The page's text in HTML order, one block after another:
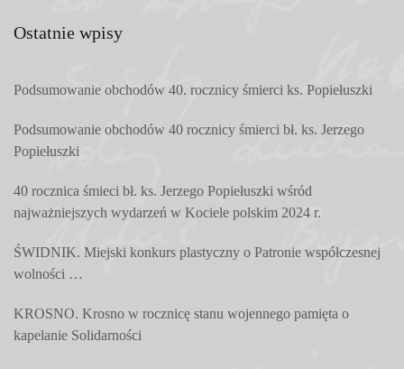
Ostatnie wpisy
Podsumowanie obchodów 40. rocznicy śmierci ks. Popiełuszki
Podsumowanie obchodów 40 rocznicy śmierci bł. ks. Jerzego
Popiełuszki
40 rocznica śmieci bł. ks. Jerzego Popiełuszki wśród
najważniejszych wydarzeń w Kociele polskim 2024 r.
ŚWIDNIK. Miejski konkurs plastyczny o Patronie współczesnej
wolności …
KROSNO. Krosno w rocznicę stanu wojennego pamięta o
kapelanie Solidarności